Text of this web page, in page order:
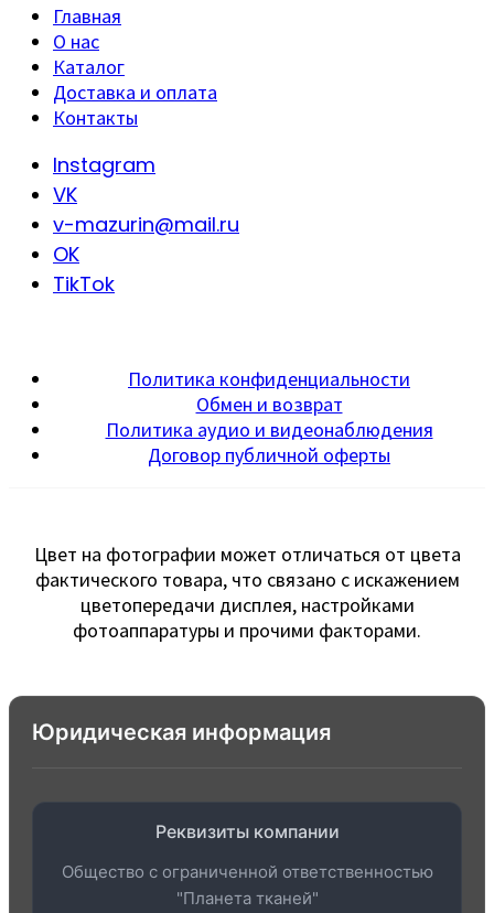
Главная
О нас
Каталог
Доставка и оплата
Контакты
Instagram
VK
v-mazurin@mail.ru
OK
TikTok
Политика конфиденциальности
Обмен и возврат
Политика аудио и видеонаблюдения
Договор публичной оферты
Цвет на фотографии может отличаться от цвета
фактического товара, что связано с искажением
цветопередачи дисплея, настройками
фотоаппаратуры и прочими факторами.
Юридическая информация
Реквизиты компании
Общество с ограниченной ответственностью
"Планета тканей"